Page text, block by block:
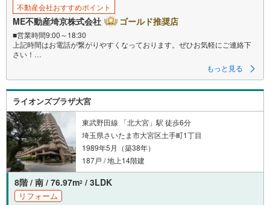
不動産会社おすすめポイント
ME不動産埼京株式会社 ゴールド推奨店
■営業時間9:00～18:30
上記時間はお電話が繋がりやすくなっております。ぜひお気軽にご連絡下
さい！
現地を見学される場合は「室内・現地を見学する（無料）」ボタンよりご
希望の日時をご記入いただけますとスムーズにご案内が可能です。
■ご来店特典
1.ご見学、ご来店後にアンケート記入でもれなく3、000円のQUOカードプ
レゼント（1組様1回限り後日郵送）
2.未公開の物件情報をご紹介
3.不動産ご購入、ご売却、太陽光発電システムご検討中のお客様、ご紹介で
もれなくQUOカード3、000円分プレゼント
更にご紹介のお客様が弊社仲介にてご契約頂くと、1万円から最大10万円の
ご紹介料をお支払いさせて頂きます！詳しくはスタッフ迄
■県内有数の大型店舗
1.店舗敷地内に大型駐車場完備、マイカーでも安心！
2.チャイルドスペース、授乳室、ベビーベッド完備
3.他にもファミリーに優しい『あったら良いな』がここにある！ミルク用浄
水サーバー、紙おむつ、アメニティ、大型個室2部屋、各ブースモニター等
もっと見る
ライオンズプラザ大宮
東武野田線 「北大宮」駅 徒歩6分
埼玉県さいたま市大宮区土手町1丁目
1989年5月（築38年）
187戸 / 地上14階建
8階 / 南 / 76.97m2 / 3LDK
リフォーム